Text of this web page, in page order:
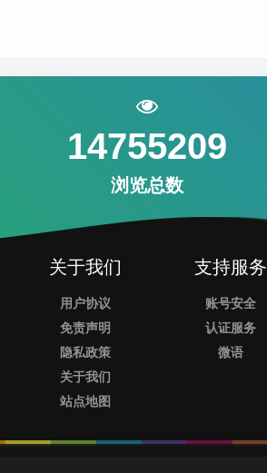
14755209
浏览总数
关于我们
用户协议
免责声明
隐私政策
关于我们
站点地图
支持服务
账号安全
认证服务
微语